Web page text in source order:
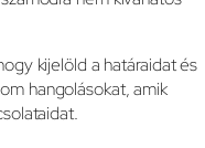
kijelöld a határaidat és
hangolásokat, amik